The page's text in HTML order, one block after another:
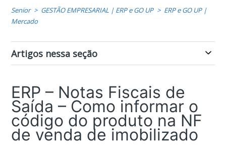
Senior GESTÃO EMPRESARIAL | ERP e GO UP
ERP e GO UP |
Mercado
Artigos nessa seção
ERP – Notas Fiscais de
Saída – Como informar o
código do produto na NF
de venda de imobilizado